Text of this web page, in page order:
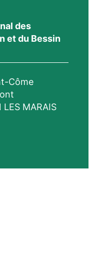
des
et du Bessin
Côme
MARAIS